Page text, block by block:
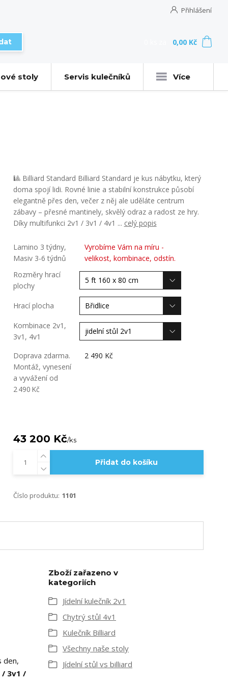
Přihlášení
0,00 Kč
stoly Servis kulečníků Více
🎱 Billiard Standard Billiard Standard je kus nábytku, který
doma spojí lidi. Rovné linie a stabilní konstrukce působí
elegantně přes den, večer z něj ale uděláte centrum
zábavy – přesné mantinely, skvělý odraz a radost ze hry.
Díky multifunkci 2v1 / 3v1 / 4v1 ... celý popis
Lamino 3 týdny,
Masiv 3-6 týdnů
Vyrobíme Vám na míru -
velikost, kombinace, odstín.
Rozměry hrací
plochy
Hrací plocha
Kombinace 2v1,
3v1, 4v1
Doprava zdarma.
Montáž, vynesení
a vyvážení od
2 490 Kč
2 490 Kč
43 200 Kč/ks
Přidat do košíku
Číslo produktu: 1101
den,
3v1 /
Zboží zařazeno v
kategoriích
Jídelní kulečník 2v1
Chytrý stůl 4v1
Kulečník Billiard
Všechny naše stoly
Jídelní stůl vs billiard